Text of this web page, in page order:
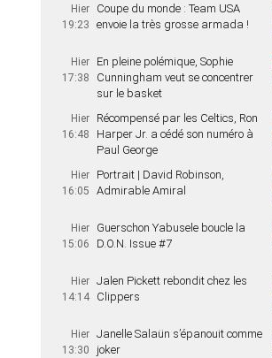
Hier
19:23
Coupe du monde : Team USA
envoie la très grosse armada !
Hier
17:38
En pleine polémique, Sophie
Cunningham veut se concentrer
sur le basket
Hier
16:48
Récompensé par les Celtics, Ron
Harper Jr. a cédé son numéro à
Paul George
Hier
16:05
Portrait | David Robinson,
Admirable Amiral
Hier
15:06
Guerschon Yabusele boucle la
D.O.N. Issue #7
Hier
14:14
Jalen Pickett rebondit chez les
Clippers
Hier
13:30
Janelle Salaün s’épanouit comme
joker